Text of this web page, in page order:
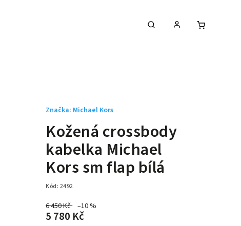
Kožená crossbody
kabelka Michael
Kors sm flap bílá
Kód: 2492
6 450 Kč –10 %
5 780 Kč
Značka: Michael Kors